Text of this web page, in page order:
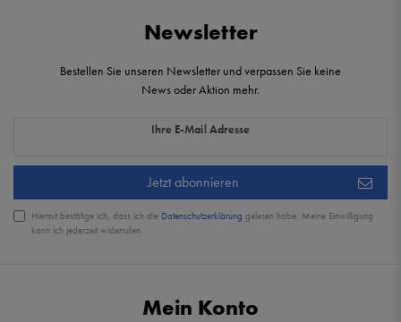
Mein Konto
Newsletter
Bestellen Sie unseren Newsletter und verpassen Sie keine
News oder Aktion mehr.
Ihre E-Mail Adresse
Newsletter Honig
Jetzt abonnieren
Hiermit bestätige ich, dass ich die Daten­schutz­erklärung gelesen habe. Meine Einwilligung
kann ich jederzeit widerrufen.